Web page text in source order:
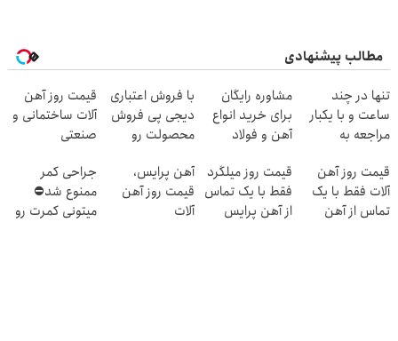
مطالب پیشنهادی
تنها در چند
ساعت و با یکبار
مراجعه به
مشاوره رایگان
برای خرید انواع
آهن و فولاد
با فروش اعتباری
دیجی پی فروش
محصولت رو
قیمت روز آهن
آلات ساختمانی و
صنعتی
قیمت روز آهن
آلات فقط با یک
تماس از آهن
قیمت روز میلگرد
فقط با یک تماس
از آهن پرایس
آهن پرایس،
قیمت روز آهن
آلات
جراحی کمر
ممنوع شد⛔
میتونی کمرت رو